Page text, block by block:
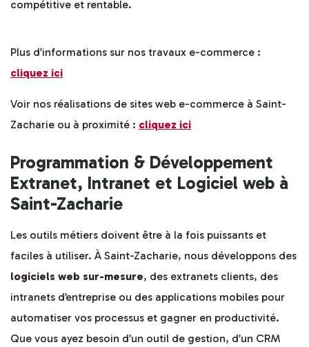
compétitive et rentable.
Plus d’informations sur nos travaux e-commerce :
cliquez ici
Voir nos réalisations de sites web e-commerce à Saint-
Zacharie ou à proximité : cliquez ici
Programmation & Développement
Extranet, Intranet et Logiciel web à
Saint-Zacharie
Les outils métiers doivent être à la fois puissants et
faciles à utiliser. À Saint-Zacharie, nous développons des
logiciels web sur-mesure, des extranets clients, des
intranets d’entreprise ou des applications mobiles pour
automatiser vos processus et gagner en productivité.
Que vous ayez besoin d’un outil de gestion, d’un CRM